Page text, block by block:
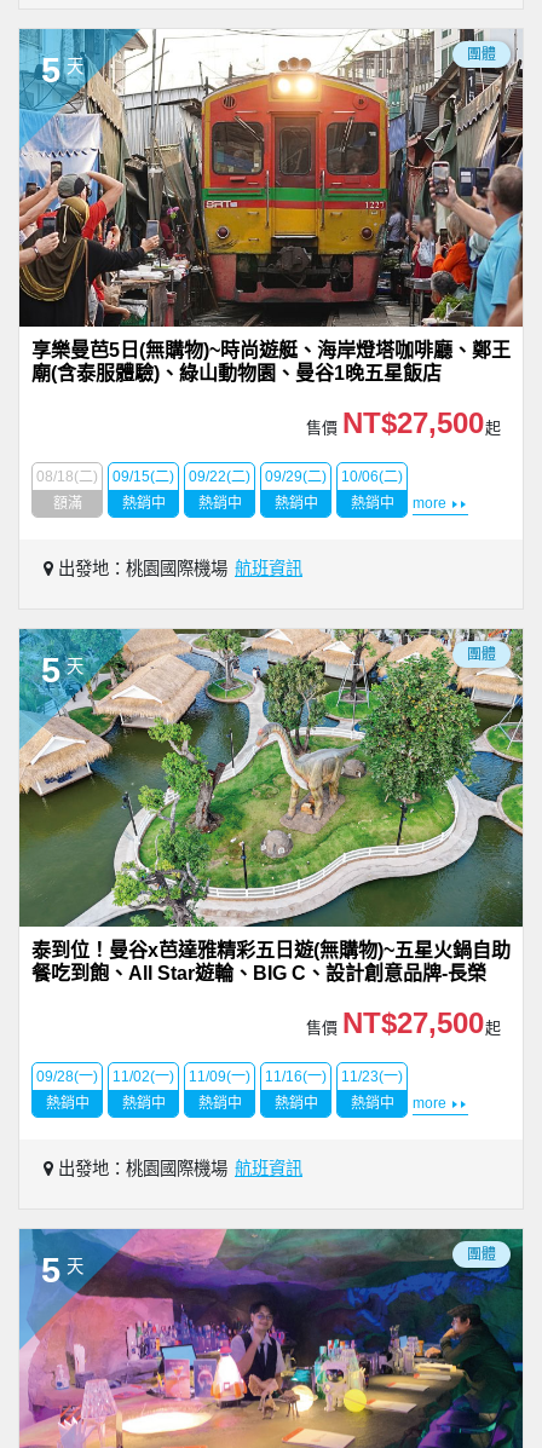
5 天
團體
享樂曼芭5日(無購物)~時尚遊艇、海岸燈塔咖啡廳、鄭王
廟(含泰服體驗)、綠山動物園、曼谷1晚五星飯店
售價 NT$27,500起
08/18(二)
額滿
09/15(二)
熱銷中
09/22(二)
熱銷中
09/29(二)
熱銷中
10/06(二)
熱銷中
more
出發地：桃園國際機場 航班資訊
5 天
團體
泰到位！曼谷x芭達雅精彩五日遊(無購物)~五星火鍋自助
餐吃到飽、All Star遊輪、BIG C、設計創意品牌-長榮
售價 NT$27,500起
09/28(一)
熱銷中
11/02(一)
熱銷中
11/09(一)
熱銷中
11/16(一)
熱銷中
11/23(一)
熱銷中
more
出發地：桃園國際機場 航班資訊
5 天
團體